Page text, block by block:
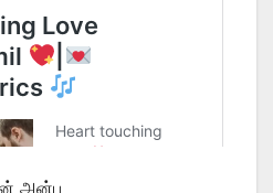
அன்பு